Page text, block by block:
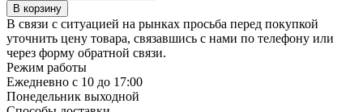
В корзину
В связи с ситуацией на рынках просьба перед покупкой
уточнить цену товара, связавшись с нами по телефону или
через форму обратной связи.
Режим работы
Ежедневно с 10 до 17:00
Понедельник выходной